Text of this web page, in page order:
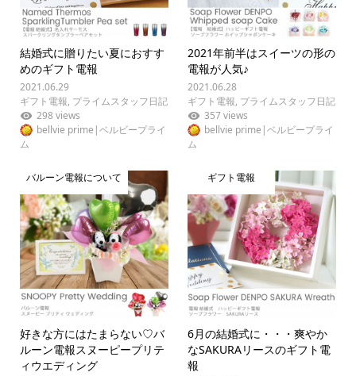
結婚式に贈りたい夏におすす
めのギフト電報
2021.06.29
ギフト電報, プライムスタッフ日記
298 views
bellvie prime|ベルビープライ
ム
2021年前半はスイーツの形の
電報が人気♪
2021.06.28
ギフト電報, プライムスタッフ日記
357 views
bellvie prime|ベルビープライ
ム
バルーン電報について
好きな方にはたまらない♡バ
ルーン電報スヌーピープリテ
ィウエディング
ギフト電報
6月の結婚式に・・・爽やか
なSAKURAリースのギフト電
報